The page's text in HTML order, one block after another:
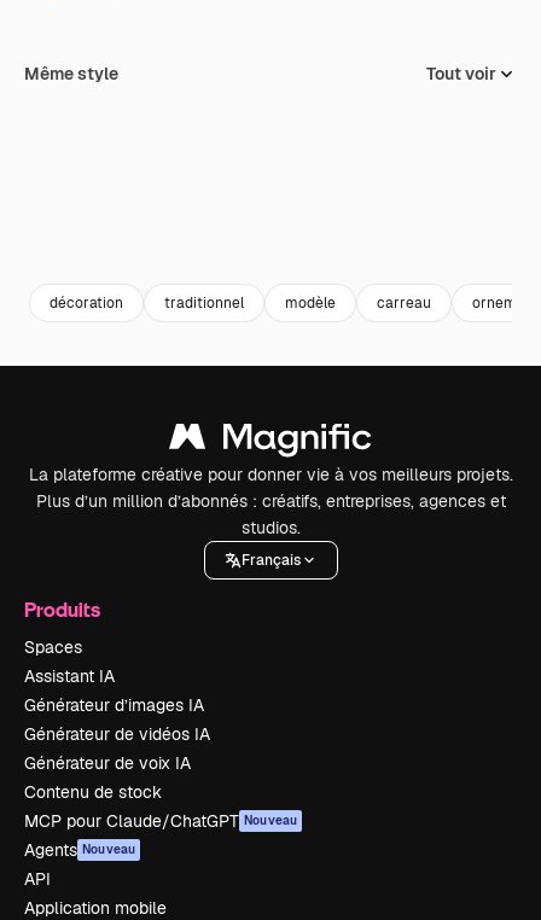
Même style Tout voir
décoration traditionnel modèle carreau ornement
La plateforme créative pour donner vie à vos meilleurs projets.
Plus d’un million d’abonnés : créatifs, entreprises, agences et
studios.
Français
Produits
Spaces
Assistant IA
Générateur d’images IA
Générateur de vidéos IA
Générateur de voix IA
Contenu de stock
MCP pour Claude/ChatGPT Nouveau
Agents Nouveau
API
Application mobile